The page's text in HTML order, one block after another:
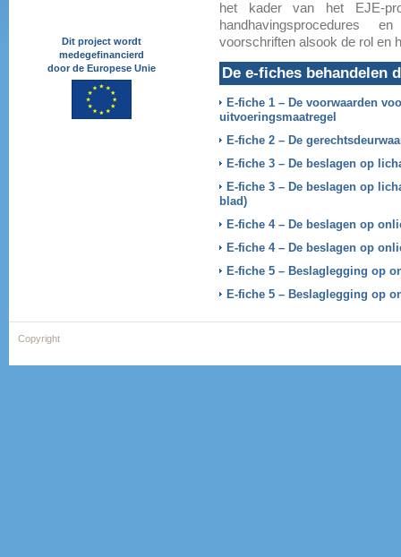
het kader van het EJE-
handhavingsprocedures
voorschriften alsook de rol en
De e-fiches behandelen
E-fiche 1 – De voorwaarden
uitvoeringsmaatregel
E-fiche 2 – De
E-fiche 3 – De beslagen op
E-fiche 3 – De beslagen op
blad)
E-fiche 4 – De beslagen op
E-fiche 4 – De beslagen op
E-fiche 5 – Beslaglegging op
E-fiche 5 – Beslaglegging op
Dit project wordt
medegefinancierd
door de Europese Unie
Copyright